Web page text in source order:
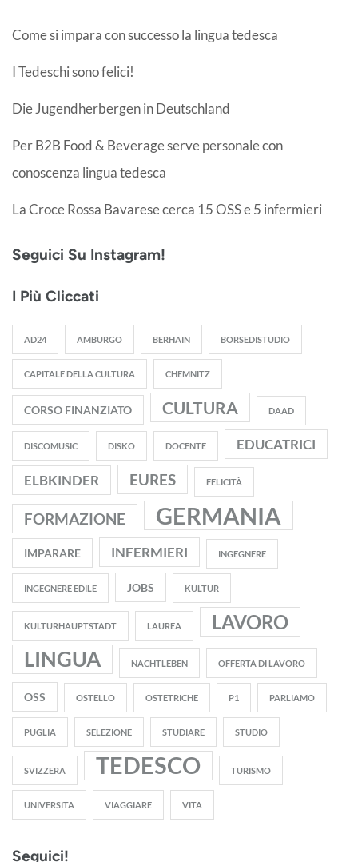
Come si impara con successo la lingua tedesca
I Tedeschi sono felici!
Die Jugendherbergen in Deutschland
Per B2B Food & Beverage serve personale con
conoscenza lingua tedesca
La Croce Rossa Bavarese cerca 15 OSS e 5 infermieri
Seguici Su Instagram!
I Più Cliccati
AD24 AMBURGO BERHAIN BORSEDISTUDIO
CAPITALE DELLA CULTURA CHEMNITZ
CORSO FINANZIATO CULTURA DAAD
DISCOMUSIC DISKO DOCENTE EDUCATRICI
ELBKINDER EURES FELICITÀ
FORMAZIONE GERMANIA
IMPARARE INFERMIERI INGEGNERE
INGEGNERE EDILE JOBS KULTUR
KULTURHAUPTSTADT LAUREA LAVORO
LINGUA NACHTLEBEN OFFERTA DI LAVORO
OSS OSTELLO OSTETRICHE P1 PARLIAMO
PUGLIA SELEZIONE STUDIARE STUDIO
SVIZZERA TEDESCO TURISMO
UNIVERSITA VIAGGIARE VITA
Seguici!